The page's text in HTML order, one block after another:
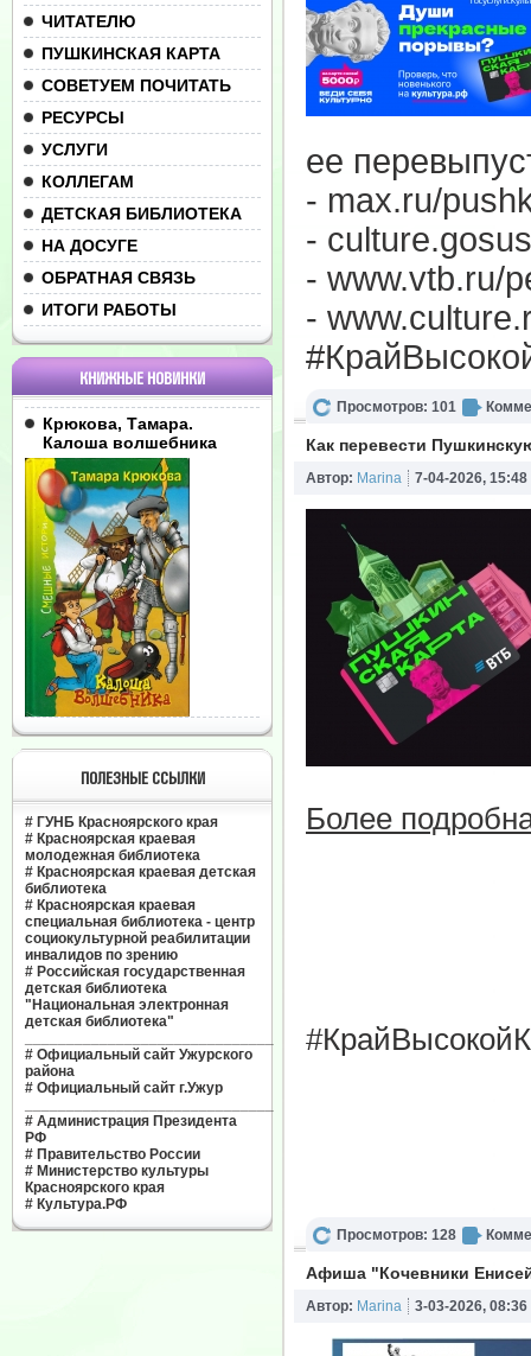
ЧИТАТЕЛЮ
ПУШКИНСКАЯ КАРТА
СОВЕТУЕМ ПОЧИТАТЬ
РЕСУРСЫ
УСЛУГИ
КОЛЛЕГАМ
ДЕТСКАЯ БИБЛИОТЕКА
НА ДОСУГЕ
ОБРАТНАЯ СВЯЗЬ
ИТОГИ РАБОТЫ
КНИЖНЫЕ НОВИНКИ
Крюкова, Тамара.
Калоша волшебника
ПОЛЕЗНЫЕ ССЫЛКИ
# ГУНБ Красноярского края
# Красноярская краевая
молодежная библиотека
# Красноярская краевая детская
библиотека
# Красноярская краевая
специальная библиотека - центр
социокультурной реабилитации
инвалидов по зрению
# Российская государственная
детская библиотека
"Национальная электронная
детская библиотека"
# Официальный сайт Ужурского
района
# Официальный сайт г.Ужур
# Администрация Президента
РФ
# Правительство России
# Министерство культуры
Красноярского края
# Культура.РФ
ее
- max.ru/
-
- www.vtb.ru/
-
Просмотров: 101
Как перевести
Автор: Marina 7-04-2026, 15:48
Более
Просмотров: 128
Афиша "Кочевники
Автор: Marina 3-03-2026, 08:36